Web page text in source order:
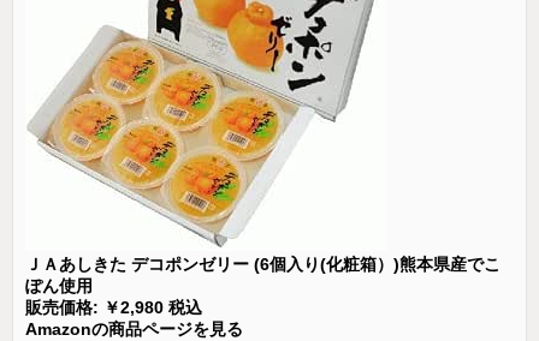
ＪＡあしきた デコポンゼリー (6個入り(化粧箱）)熊本県産でこ
ぽん使用
販売価格: ￥2,980 税込
Amazonの商品ページを見る